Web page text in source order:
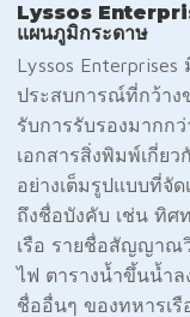
Lyssos
แผนภูมิกระดาษ
Lyssos Enterprises
ประสบการณ์ที่กว้าง
รับการรับรองมากก
เอกสารสิ่งพิมพ์เกี่ยว
อย่างเต็มรูปแบบที่จัด
ถึงชื่อบังคับ เช่น ทิศ
เรือ รายชื่อสัญญาณ
ไฟ ตารางน้ำขึ้นน้ำ
ชื่ออื่นๆ ของทหารเรื